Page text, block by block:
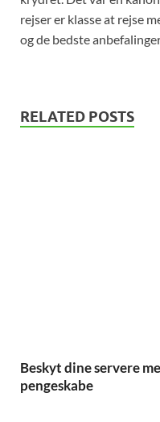
rejser er klasse at rejse
og de bedste
RELATED POSTS
Beskyt dine servere
pengeskabe